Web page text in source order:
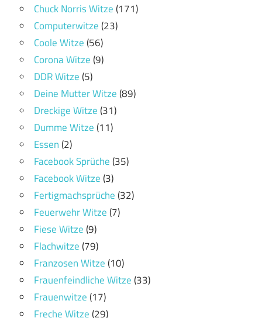
Chuck Norris Witze(171)
Computerwitze(23)
Coole Witze(56)
Corona Witze(9)
DDR Witze(5)
Deine Mutter Witze(89)
Dreckige Witze(31)
Dumme Witze(11)
Essen(2)
Facebook Sprüche(35)
Facebook Witze(3)
Fertigmachsprüche(32)
Feuerwehr Witze(7)
Fiese Witze(9)
Flachwitze(79)
Franzosen Witze(10)
Frauenfeindliche Witze(33)
Frauenwitze(17)
Freche Witze(29)